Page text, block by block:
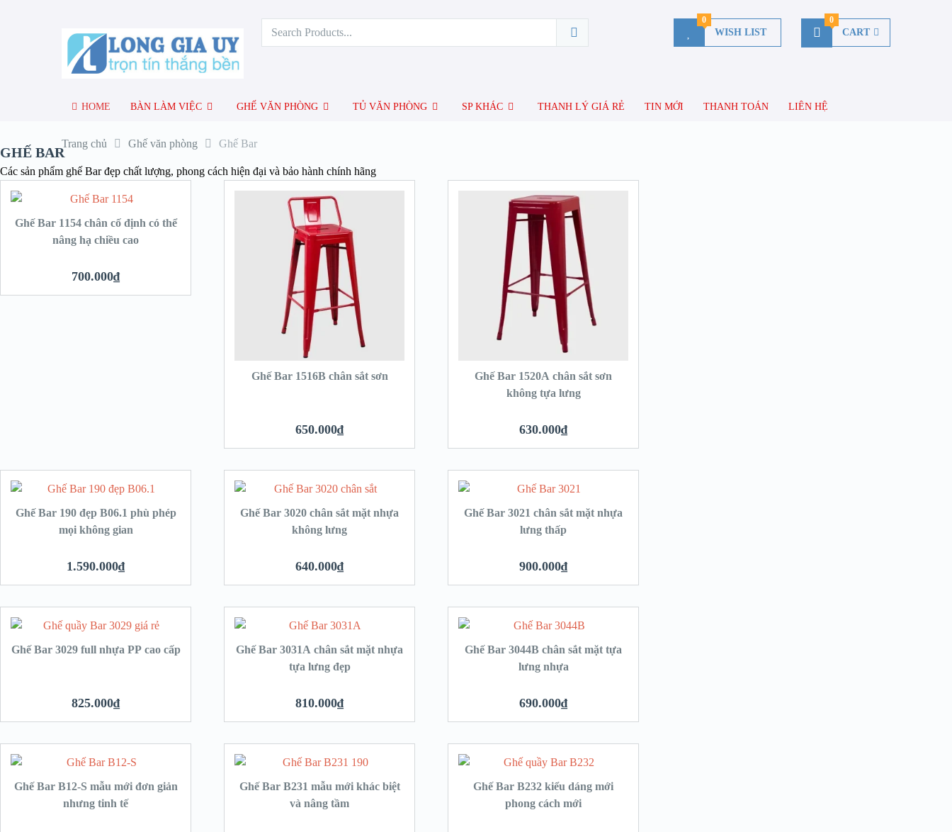
WISH LIST
0
CART
0
HOME BÀN LÀM VIỆC GHẾ VĂN PHÒNG TỦ VĂN PHÒNG SP KHÁC THANH LÝ GIÁ RẺ TIN MỚI THANH TOÁN LIÊN HỆ
Trang chủ Ghế văn phòng Ghế Bar
GHẾ BAR
Các sản phẩm ghế Bar đẹp chất lượng, phong cách hiện đại và bảo hành chính hãng
Ghế Bar 1154 chân cố định có thể
nâng hạ chiều cao
700.000₫
Ghế Bar 1516B chân sắt sơn
650.000₫
Thêm vào giỏ hàng
Ghế Bar 1520A chân sắt sơn
không tựa lưng
630.000₫
Ghế Bar 190 đẹp B06.1 phù phép
mọi không gian
1.590.000₫
Ghế Bar 3020 chân sắt mặt nhựa
không lưng
640.000₫
Ghế Bar 3021 chân sắt mặt nhựa
lưng thấp
900.000₫
Ghế Bar 3029 full nhựa PP cao cấp
825.000₫
Ghế Bar 3031A chân sắt mặt nhựa
tựa lưng đẹp
810.000₫
Ghế Bar 3044B chân sắt mặt tựa
lưng nhựa
690.000₫
Ghế Bar B12-S mẫu mới đơn giản
nhưng tinh tế
Ghế Bar B231 mẫu mới khác biệt
và nâng tầm
Ghế Bar B232 kiểu dáng mới
phong cách mới